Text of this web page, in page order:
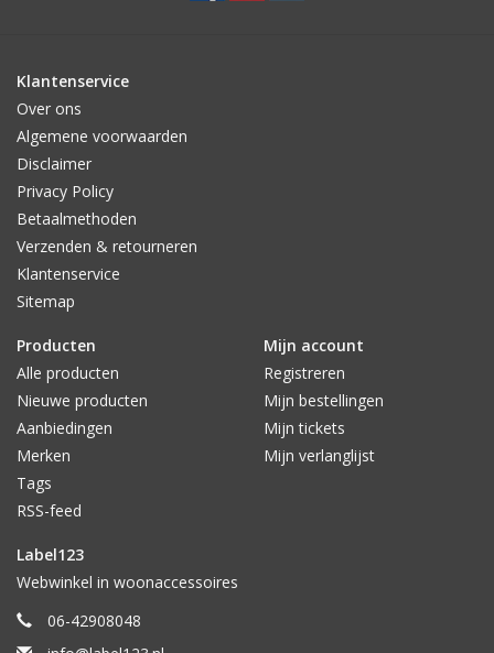
Klantenservice
Over ons
Algemene voorwaarden
Disclaimer
Privacy Policy
Betaalmethoden
Verzenden & retourneren
Klantenservice
Sitemap
Producten
Alle producten
Nieuwe producten
Aanbiedingen
Merken
Tags
RSS-feed
Mijn account
Registreren
Mijn bestellingen
Mijn tickets
Mijn verlanglijst
Label123
Webwinkel in woonaccessoires
06-42908048